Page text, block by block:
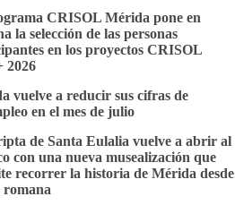
CRISOL Mérida pone en
la selección de las personas
en los proyectos CRISOL
2026
vuelve a reducir sus cifras de
en el mes de julio
de Santa Eulalia vuelve a abrir al
con una nueva musealización que
recorrer la historia de Mérida desde
romana